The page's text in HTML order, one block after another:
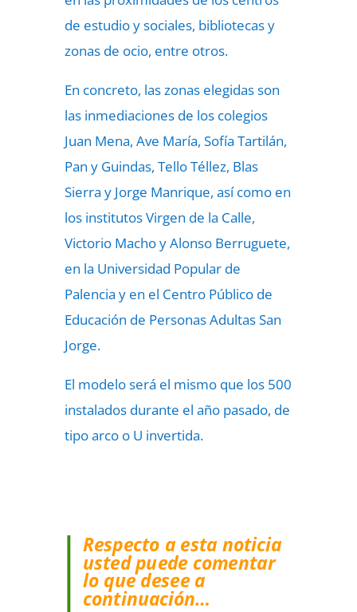
de estudio y sociales, bibliotecas y
zonas de ocio, entre otros.
En concreto, las zonas elegidas son
las inmediaciones de los colegios
Juan Mena, Ave María, Sofía Tartilán,
Pan y Guindas, Tello Téllez, Blas
Sierra y Jorge Manrique, así como en
los institutos Virgen de la Calle,
Victorio Macho y Alonso Berruguete,
en la Universidad Popular de
Palencia y en el Centro Público de
Educación de Personas Adultas San
Jorge.
El modelo será el mismo que los 500
instalados durante el año pasado, de
tipo arco o U invertida.
Respecto a esta noticia
usted puede comentar
lo que desee a
continuación…